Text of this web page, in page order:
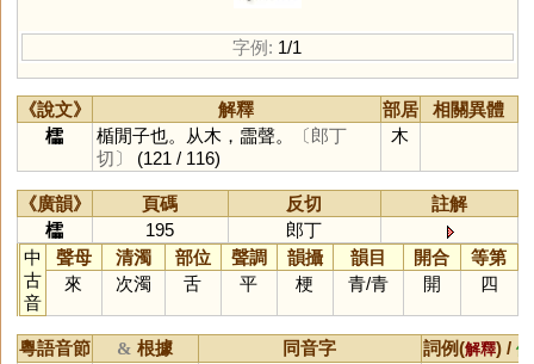
字例: 1/1
《說文》 解釋 部居
相關異體
櫺
楯閒子也。从木，霝聲。
〔郎丁
切〕
(121 / 116)
木
《廣韻》 頁碼 反切
註解
櫺
195
郎丁
中
古
音
聲母 清濁 部位 聲調 韻攝 韻目 開合
等第
來
次濁 舌 平 梗 青/青 開 四
粵語音節 & 根據 同音字 詞例(解釋) /